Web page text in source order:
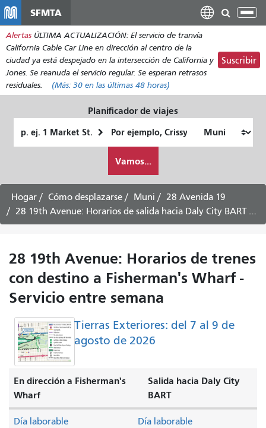
contenido
principal
SFMTA
Alertas ÚLTIMA ACTUALIZACIÓN: El servicio de tranvía
California Cable Car Line en dirección al centro de la
ciudad ya está despejado en la intersección de California y
Jones. Se reanuda el servicio regular. Se esperan retrasos
residuales.
(Más: 30 en las últimas 48 horas)
Suscribir
Planificador de viajes
de
quiero
viajar
Vamos...
Hogar Cómo desplazarse Muni
28 Avenida 19
28 19th Avenue: Horarios de salida hacia Daly City BART - 4 de agosto de 2026
28 19th Avenue: Horarios de trenes
con destino a Fisherman's Wharf -
Servicio entre semana
Tierras Exteriores: del 7 al 9 de
agosto de 2026
En dirección a Fisherman's
Wharf
Salida hacia Daly City
BART
Día laborable Día laborable